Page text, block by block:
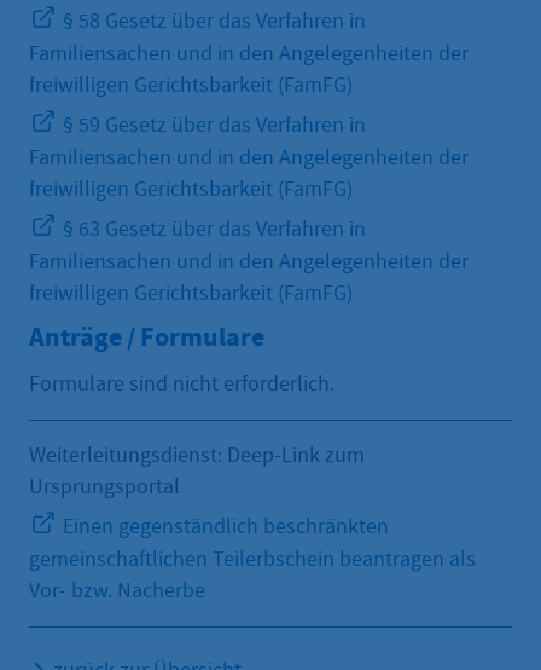
§ 58 Gesetz über das Verfahren in
Familiensachen und in den Angelegenheiten der
freiwilligen Gerichtsbarkeit (FamFG)
§ 59 Gesetz über das Verfahren in
Familiensachen und in den Angelegenheiten der
freiwilligen Gerichtsbarkeit (FamFG)
§ 63 Gesetz über das Verfahren in
Familiensachen und in den Angelegenheiten der
freiwilligen Gerichtsbarkeit (FamFG)
Anträge / Formulare
Formulare sind nicht erforderlich.
Weiterleitungsdienst: Deep-Link zum
Ursprungsportal
Einen gegenständlich beschränkten
gemeinschaftlichen Teilerbschein beantragen als
Vor- bzw. Nacherbe